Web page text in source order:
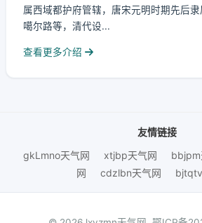
属西域都护府管辖，唐宋元明时期先后
噶尔路等，清代设...
查看更多介绍
友情链接
gkLmno天气网
xtjbp天气网 bbjpm
网
cdzlbn天气网